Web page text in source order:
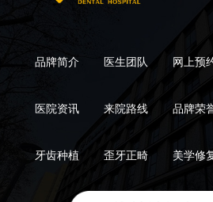
品牌简介 医生团队 网上预
医院资讯 来院路线 品牌荣
牙齿种植 歪牙正畸 美学修